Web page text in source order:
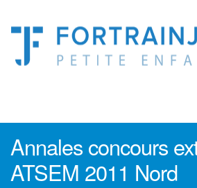
Annales concours
ATSEM 2011 Nord